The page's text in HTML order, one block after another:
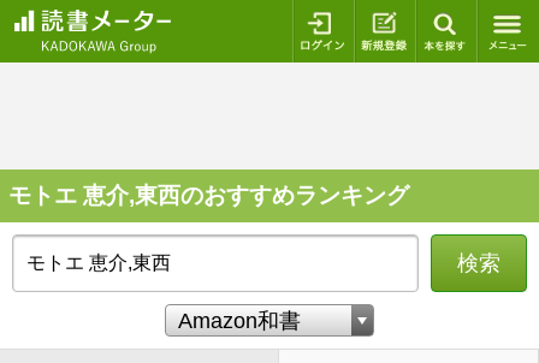
ログイン 新規登録
モトエ 恵介,東西のおすすめランキング
検索